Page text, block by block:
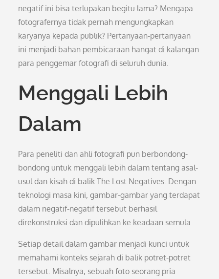
negatif ini bisa terlupakan begitu lama? Mengapa
fotografernya tidak pernah mengungkapkan
karyanya kepada publik? Pertanyaan-pertanyaan
ini menjadi bahan pembicaraan hangat di kalangan
para penggemar fotografi di seluruh dunia.
Menggali Lebih
Dalam
Para peneliti dan ahli fotografi pun berbondong-
bondong untuk menggali lebih dalam tentang asal-
usul dan kisah di balik The Lost Negatives. Dengan
teknologi masa kini, gambar-gambar yang terdapat
dalam negatif-negatif tersebut berhasil
direkonstruksi dan dipulihkan ke keadaan semula.
Setiap detail dalam gambar menjadi kunci untuk
memahami konteks sejarah di balik potret-potret
tersebut. Misalnya, sebuah foto seorang pria